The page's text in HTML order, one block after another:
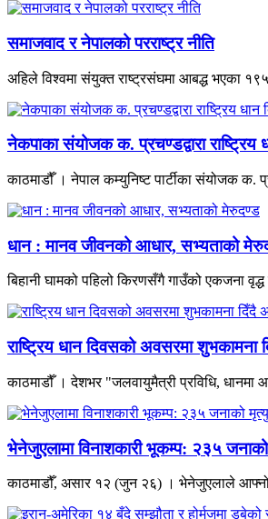
समाजवाद र नेपालको परराष्ट्र नीति
अहिले विश्वमा संयुक्त राष्ट्रसंघमा आबद्ध भएका
नेकपाका संयोजक क. प्रचण्डद्वारा
काठमाडौँ । नेपाल कम्युनिष्ट पार्टीका संयोजक क.
धान : मानव जीवनको आधार, सभ्यताको
बिहानी घामको पहिलो किरणसँगै गाउँको एकजना
राष्ट्रिय धान दिवसको अवसरमा
काठमाडौँ । देशभर "जलवायुमैत्री प्रविधि, धानमा
भेनेजुएलामा विनाशकारी भूकम्प: २३५ जनाको
काठमाडौँ, असार १२ (जुन २६) । भेनेजुएलाले आफ्नो